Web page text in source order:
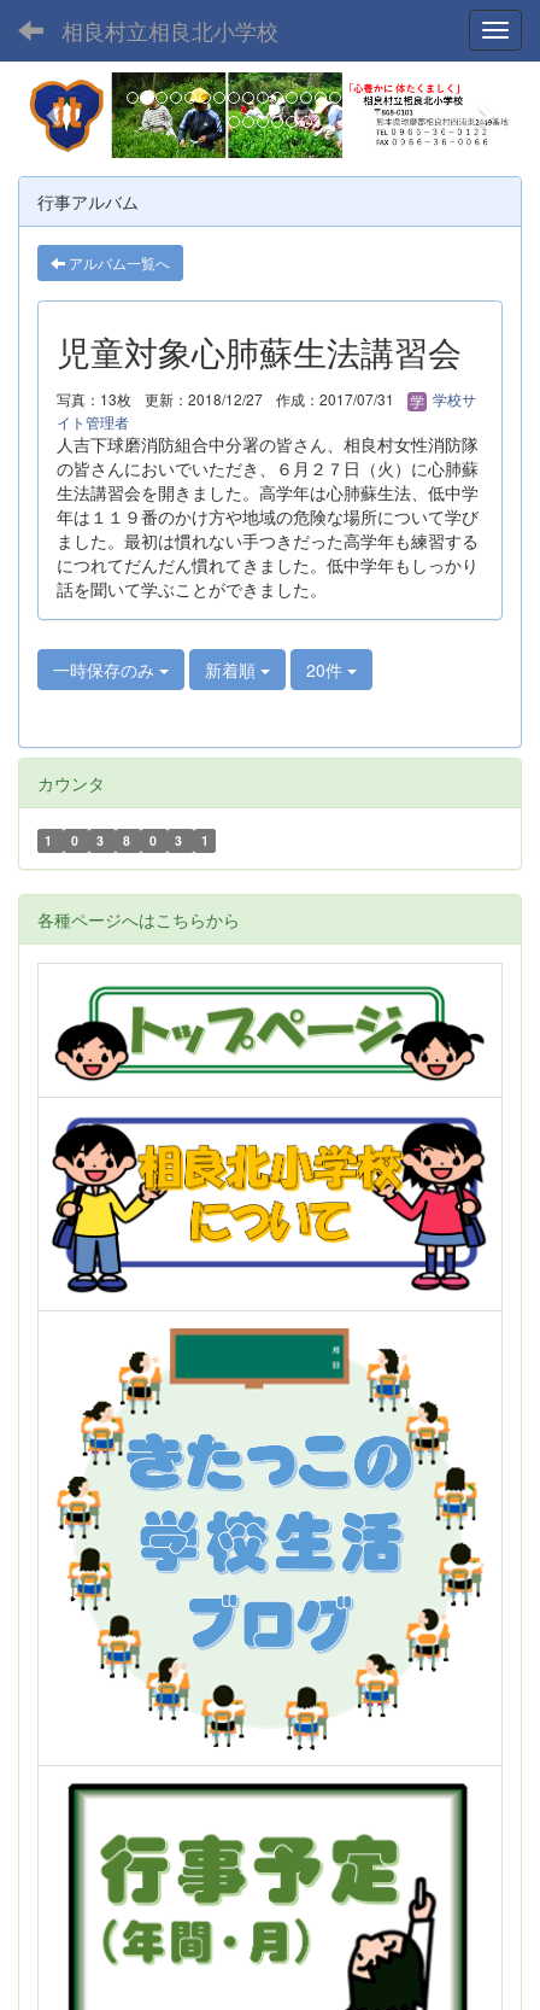
相良村立相良北小学校
p
r
e
v
i
o
u
e
x
t
行事アルバム
アルバム一覧へ
児童対象心肺蘇生法講習会
写真：13枚 更新：2018/12/27 作成：2017/07/31
学校サ
イト管理者
人吉下球磨消防組合中分署の皆さん、相良村女性消防隊
の皆さんにおいでいただき、６月２７日（火）に心肺蘇
生法講習会を開きました。高学年は心肺蘇生法、低中学
年は１１９番のかけ方や地域の危険な場所について学び
ました。最初は慣れない手つきだった高学年も練習する
につれてだんだん慣れてきました。低中学年もしっかり
話を聞いて学ぶことができました。
一時保存のみ 新着順 20件
カウンタ
1 0 3 8 0 3 1
各種ページへはこちらから